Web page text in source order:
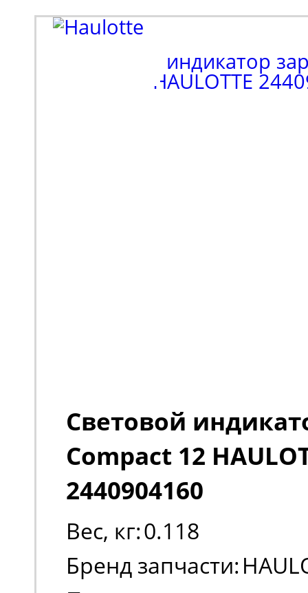
Световой
Compact 12
2440904160
Вес, кг:0.118
Бренд запчасти: